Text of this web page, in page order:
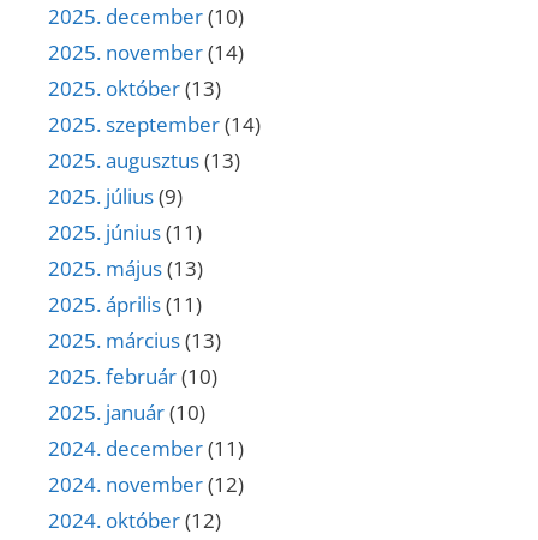
2025. december(10)
2025. november(14)
2025. október(13)
2025. szeptember(14)
2025. augusztus(13)
2025. július(9)
2025. június(11)
2025. május(13)
2025. április(11)
2025. március(13)
2025. február(10)
2025. január(10)
2024. december(11)
2024. november(12)
2024. október(12)